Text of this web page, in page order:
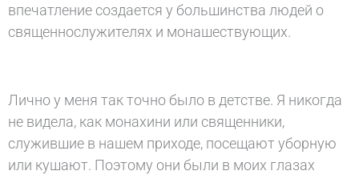
впечатление создается у большинства людей о
священнослужителях и монашествующих.
Лично у меня так точно было в детстве. Я никогда
не видела, как монахини или священники,
служившие в нашем приходе, посещают уборную
или кушают. Поэтому они были в моих глазах